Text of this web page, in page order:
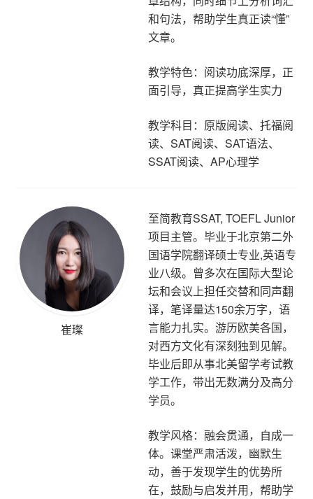
和句法，帮助学生真正读“懂”
文章。
教学特色：阅读功底深厚，正
面引导，真正提高学生实力
教学科目：原版阅读、托福阅
读、SAT阅读、SAT语法、
SSAT阅读、AP心理学
崔璨
至简教育SSAT, TOEFL Junior
项目主管。毕业于北京第二外
国语学院翻译硕士专业,英语专
业八级。曾多次在国际大型论
坛和会议上担任交替和同声翻
译，笔译量达150余万字，语
言能力扎实。游历欧美各国，
对西方文化有深刻独到见解。
毕业后即从事北美留学考试教
学工作，带出无数满分及高分
学员。
教学风格：融会贯通，自成一
体。课堂严肃活泼，幽默生
动，善于发现学生的优势所
在，鼓励与启发并用，帮助学